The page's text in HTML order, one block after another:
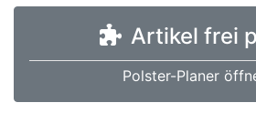
Artikel frei
Polster-Planer